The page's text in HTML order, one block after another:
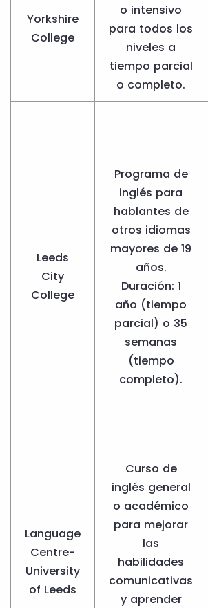
Yorkshire
College
o intensivo
para todos los
niveles a
tiempo parcial
o completo.
Leeds
City
College
Programa de
inglés para
hablantes de
otros idiomas
mayores de 19
años.
Duración: 1
año (tiempo
parcial) o 35
semanas
(tiempo
completo).
Language
Centre-
University
of Leeds
Curso de
inglés general
o académico
para mejorar
las
habilidades
comunicativas
y aprender